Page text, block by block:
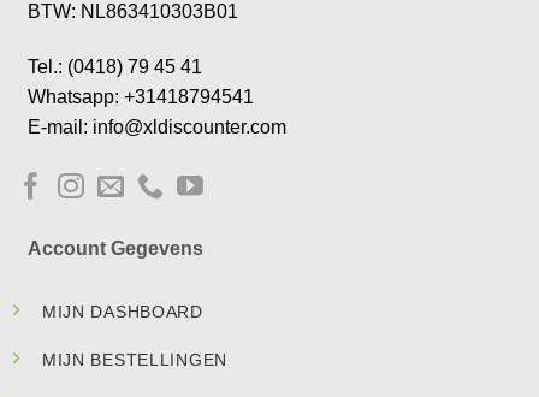
BTW: NL863410303B01
Tel.: (0418) 79 45 41
Whatsapp: +31418794541
E-mail: info@xldiscounter.com
Account Gegevens
MIJN DASHBOARD
MIJN BESTELLINGEN